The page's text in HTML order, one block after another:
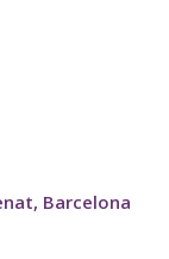
Barcelona